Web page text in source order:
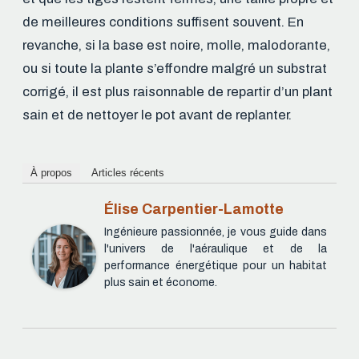
de meilleures conditions suffisent souvent. En
revanche, si la base est noire, molle, malodorante,
ou si toute la plante s’effondre malgré un substrat
corrigé, il est plus raisonnable de repartir d’un plant
sain et de nettoyer le pot avant de replanter.
À propos Articles récents
Élise Carpentier-Lamotte
Ingénieure passionnée, je vous guide dans
l'univers de l'aéraulique et de la
performance énergétique pour un habitat
plus sain et économe.